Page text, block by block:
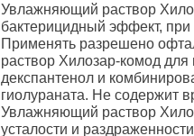
Увлажняющий раствор
бактерицидный эффект,
Применять разрешено
раствор Хилозар-комод
декспантенол и
гиолураната. Не содержит
Увлажняющий раствор
усталости и